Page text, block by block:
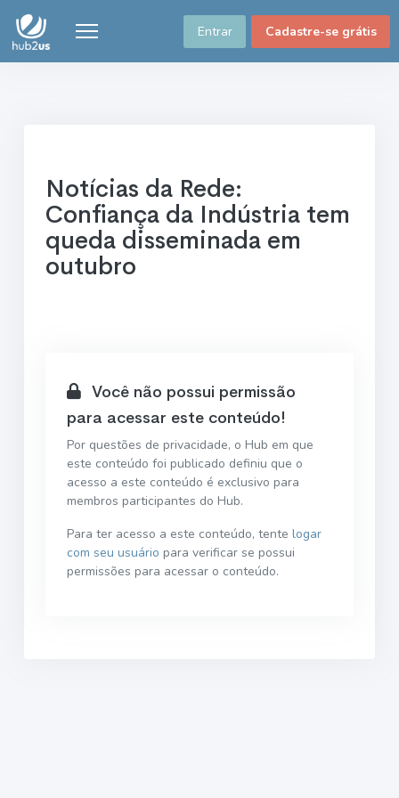
Entrar Cadastre-se grátis
Notícias da Rede:
Confiança da Indústria tem
queda disseminada em
outubro
Você não possui permissão
para acessar este conteúdo!
Por questões de privacidade, o Hub em que
este conteúdo foi publicado definiu que o
acesso a este conteúdo é exclusivo para
membros participantes do Hub.
Para ter acesso a este conteúdo, tente logar
com seu usuário para verificar se possui
permissões para acessar o conteúdo.